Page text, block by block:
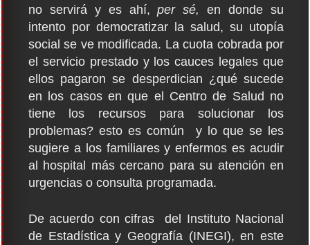
no servirá y es ahí,per sé,
en donde su
intento por democratizar la salud, su utopía
social se ve modificada. La cuota cobrada por
el servicio prestado y los cauces legales que
ellos pagaron se desperdician ¿qué sucede
en los casos en que el Centro de Salud no
tiene los recursos para solucionar los
problemas? esto es común y lo que se les
sugiere a los familiares y enfermos es acudir
al hospital más cercano para su atención en
urgencias o consulta programada.
De acuerdo con cifras del Instituto Nacional
de Estadística y Geografía (INEGI), en este